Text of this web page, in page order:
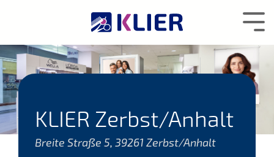
KLIER Zerbst/Anhalt
Breite Straße 5, 39261 Zerbst/Anhalt